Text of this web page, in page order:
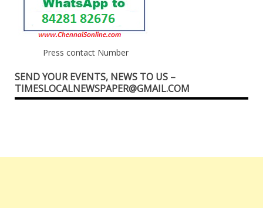
Press contact Number
SEND YOUR EVENTS, NEWS TO US –
TIMESLOCALNEWSPAPER@GMAIL.COM